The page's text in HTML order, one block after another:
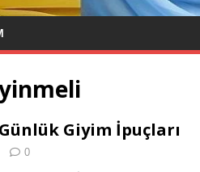
Giyim İpuçları
0